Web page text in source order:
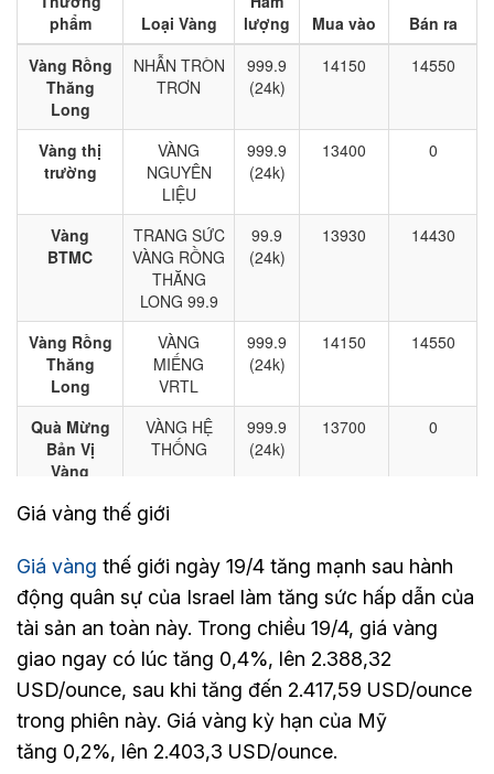
Giá vàng thế giới
Giá vàng thế giới ngày 19/4 tăng mạnh sau hành
động quân sự của Israel làm tăng sức hấp dẫn của
tài sản an toàn này. Trong chiều 19/4, giá vàng
giao ngay có lúc tăng 0,4%, lên 2.388,32
USD/ounce, sau khi tăng đến 2.417,59 USD/ounce
trong phiên này. Giá vàng kỳ hạn của Mỹ
tăng 0,2%, lên 2.403,3 USD/ounce.